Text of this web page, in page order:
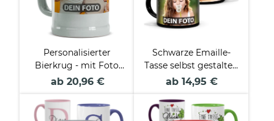
Personalisierter
Bierkrug - mit Foto
selbst gestalten -
ml
ab 20,96 €
Schwarze Emaille-
Tasse selbst gestalten
- verschiedene
ab 14,95 €